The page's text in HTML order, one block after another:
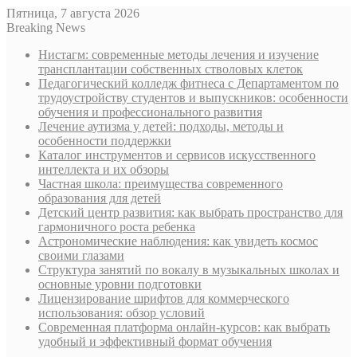
Пятница, 7 августа 2026
Breaking News
Нистагм: современные методы лечения и изучение
трансплантации собственных стволовых клеток
Педагогический колледж фитнеса с Департаментом по
трудоустройству студентов и выпускников: особенности
обучения и профессионального развития
Лечение аутизма у детей: подходы, методы и
особенности поддержки
Каталог инструментов и сервисов искусственного
интеллекта и их обзоры
Частная школа: преимущества современного
образования для детей
Детский центр развития: как выбрать пространство для
гармоничного роста ребенка
Астрономические наблюдения: как увидеть космос
своими глазами
Структура занятий по вокалу в музыкальных школах и
основные уровни подготовки
Лицензирование шрифтов для коммерческого
использования: обзор условий
Современная платформа онлайн-курсов: как выбрать
удобный и эффективный формат обучения